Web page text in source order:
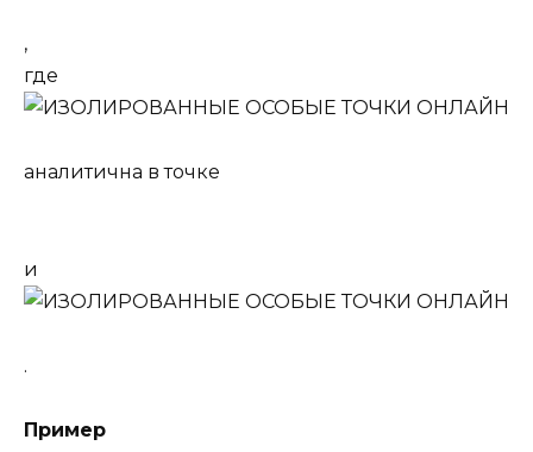
,
где
аналитична в точке
и
.
Пример